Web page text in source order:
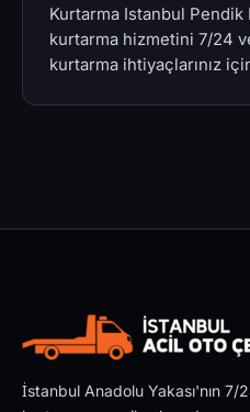
Kurtarma Istanbul Pendik
kurtarma hizmetini 7/24
kurtarma ihtiyaçlarınız
İstanbul Anadolu Yakası'nın